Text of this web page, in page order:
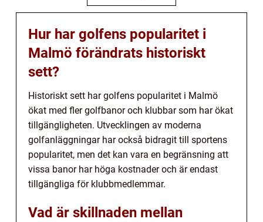
Hur har golfens popularitet i
Malmö förändrats historiskt
sett?
Historiskt sett har golfens popularitet i Malmö
ökat med fler golfbanor och klubbar som har ökat
tillgängligheten. Utvecklingen av moderna
golfanläggningar har också bidragit till sportens
popularitet, men det kan vara en begränsning att
vissa banor har höga kostnader och är endast
tillgängliga för klubbmedlemmar.
Vad är skillnaden mellan